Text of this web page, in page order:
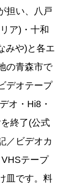
担い、八戸
ア)・十和
みや)と各エ
の青森市で
デオテープ
オ・Hi8・
終了(公式
／ビデオカ
テープ
皿です。料